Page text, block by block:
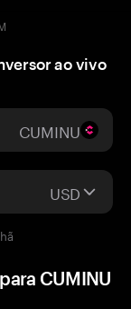
ao vivo
CUMINU
USD
CUMINU